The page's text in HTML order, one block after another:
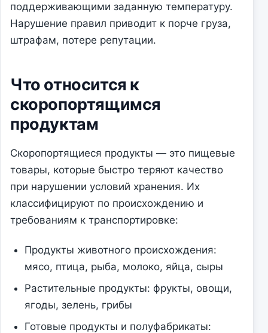
поддерживающими заданную температуру.
Нарушение правил приводит к порче груза,
штрафам, потере репутации.
Что относится к
скоропортящимся
продуктам
Скоропортящиеся продукты — это пищевые
товары, которые быстро теряют качество
при нарушении условий хранения. Их
классифицируют по происхождению и
требованиям к транспортировке:
Продукты животного происхождения:
мясо, птица, рыба, молоко, яйца, сыры
Растительные продукты: фрукты, овощи,
ягоды, зелень, грибы
Готовые продукты и полуфабрикаты: